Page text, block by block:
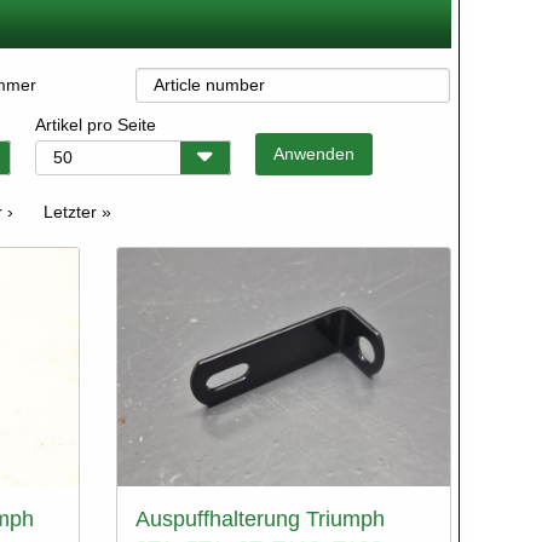
Artikel pro Seite
›
Letzte
Letzter »
Auspuffhalterung Triumph